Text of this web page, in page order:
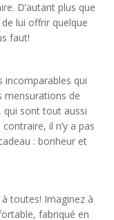
D’autant plus que
lui offrir quelque
faut!
incomparables qui
mensurations de
qui sont tout aussi
il n’y a pas
: bonheur et
toutes! Imaginez à
fabriqué en